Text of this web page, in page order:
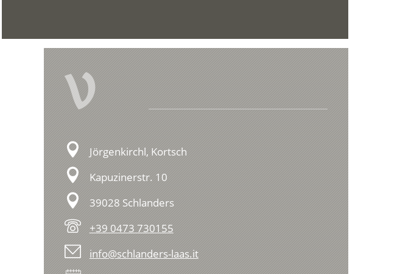
V
Jörgenkirchl, Kortsch
Kapuzinerstr. 10
39028 Schlanders
+39 0473 730155
info@schlanders-laas.it